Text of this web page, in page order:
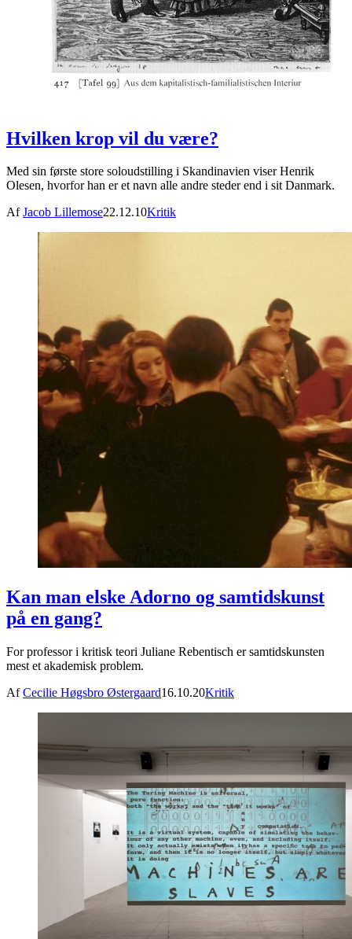
Hvilken krop vil du være?
Med sin første store soloudstilling i Skandinavien viser Henrik
Olesen, hvorfor han er et navn alle andre steder end i sit Danmark.
AfJacob Lillemose22.12.10Kritik
Kan man elske Adorno og samtidskunst
på en gang?
For professor i kritisk teori Juliane Rebentisch er samtidskunsten
mest et akademisk problem.
AfCecilie Høgsbro Østergaard16.10.20Kritik